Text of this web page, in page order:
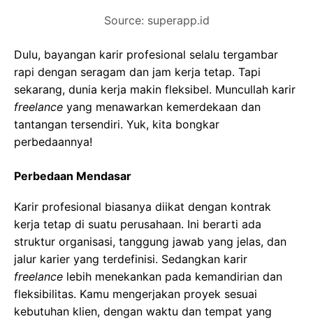
Source: superapp.id
Dulu, bayangan karir profesional selalu tergambar
rapi dengan seragam dan jam kerja tetap. Tapi
sekarang, dunia kerja makin fleksibel. Muncullah karir
freelance yang menawarkan kemerdekaan dan
tantangan tersendiri. Yuk, kita bongkar
perbedaannya!
Perbedaan Mendasar
Karir profesional biasanya diikat dengan kontrak
kerja tetap di suatu perusahaan. Ini berarti ada
struktur organisasi, tanggung jawab yang jelas, dan
jalur karier yang terdefinisi. Sedangkan karir
freelance lebih menekankan pada kemandirian dan
fleksibilitas. Kamu mengerjakan proyek sesuai
kebutuhan klien, dengan waktu dan tempat yang